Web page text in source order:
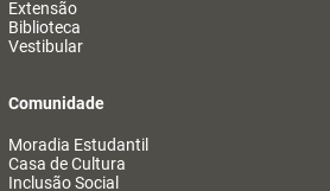
Extensão
Biblioteca
Vestibular
Comunidade
Moradia Estudantil
Casa de Cultura
Inclusão Social